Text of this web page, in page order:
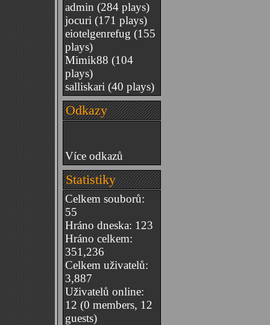
admin (284 plays)
jocuri (171 plays)
eiotelgenrefug (155
plays)
Mimik88 (104
plays)
salliskari (40 plays)
Odkazy
Více odkazů
Statistiky
Celkem souborů:
55
Hráno dneska: 123
Hráno celkem:
351,236
Celkem uživatelů:
3,887
Uživatelů online:
12 (0 members, 12
guests)